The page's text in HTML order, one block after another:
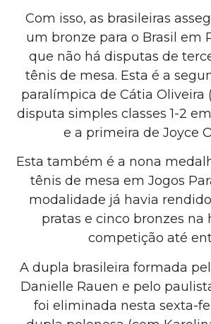
Com isso, as brasileiras
um bronze para o Brasil em
que não há disputas de
tênis de mesa. Esta é a
paralímpica de Cátia Oliveira
disputa simples classes 1-2
e a primeira de Joyce
Esta também é a nona
tênis de mesa em Jogos
modalidade já havia
pratas e cinco bronzes na
competição até
A dupla brasileira formada
Danielle Rauen e pelo
foi eliminada nesta sexta-